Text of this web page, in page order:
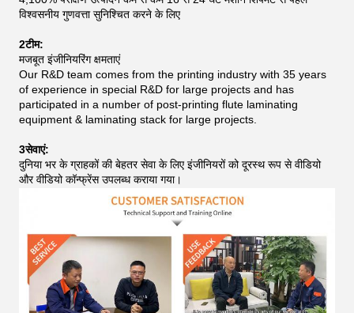
विश्वसनीय गुणवत्ता सुनिश्चित करने के लिए
2टीम:
मजबूत इंजीनियरिंग क्षमताएं
Our R&D team comes from the printing industry with 35 years
of experience in special R&D for large projects and has
participated in a number of post-printing flute laminating
equipment & laminating stack for large projects.
3सेवाएं:
दुनिया भर के ग्राहकों की बेहतर सेवा के लिए इंजीनियरों को दूरस्थ रूप से वीडियो
और वीडियो कॉन्फ्रेंस उपलब्ध कराया गया।